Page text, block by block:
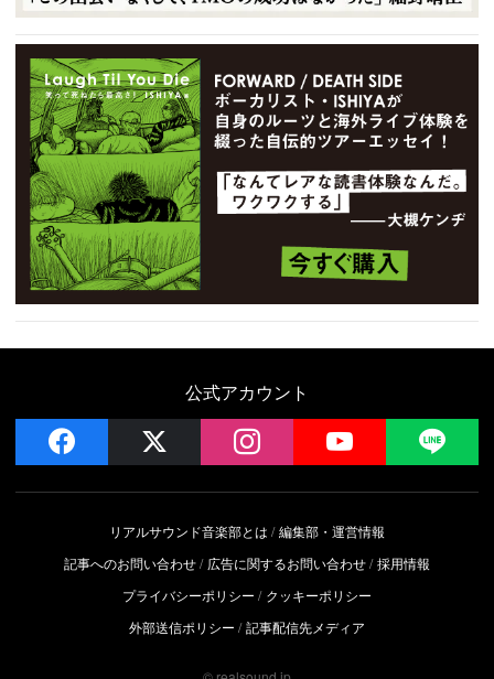
公式アカウント
facebook instagram YouTube
リアルサウンド音楽部とは
編集部・運営情報
記事へのお問い合わせ
広告に関するお問い合わせ 採用情報
プライバシーポリシー
クッキーポリシー
外部送信ポリシー
記事配信先メディア